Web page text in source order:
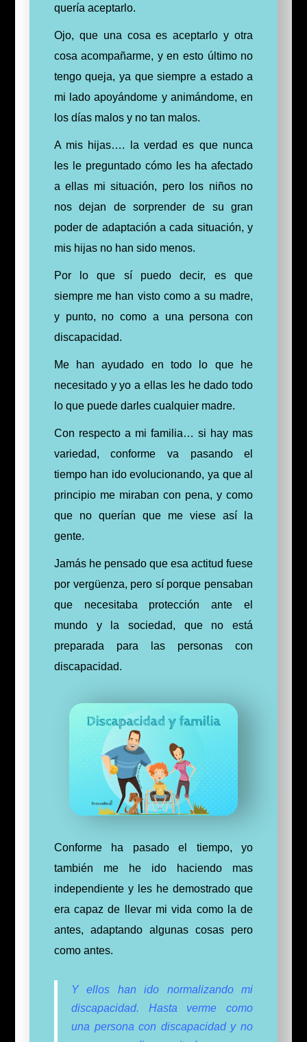
quería aceptarlo.
Ojo, que una cosa es aceptarlo y otra
cosa acompañarme, y en esto último no
tengo queja, ya que siempre a estado a
mi lado apoyándome y animándome, en
los días malos y no tan malos.
A mis hijas…. la verdad es que nunca
les le preguntado cómo les ha afectado
a ellas mi situación, pero los niños no
nos dejan de sorprender de su gran
poder de adaptación a cada situación, y
mis hijas no han sido menos.
Por lo que sí puedo decir, es que
siempre me han visto como a su madre,
y punto, no como a una persona con
discapacidad.
Me han ayudado en todo lo que he
necesitado y yo a ellas les he dado todo
lo que puede darles cualquier madre.
Con respecto a mi familia… si hay mas
variedad, conforme va pasando el
tiempo han ido evolucionando, ya que al
principio me miraban con pena, y como
que no querían que me viese así la
gente.
Jamás he pensado que esa actitud fuese
por vergüenza, pero sí porque pensaban
que necesitaba protección ante el
mundo y la sociedad, que no está
preparada para las personas con
discapacidad.
Conforme ha pasado el tiempo, yo
también me he ido haciendo mas
independiente y les he demostrado que
era capaz de llevar mi vida como la de
antes, adaptando algunas cosas pero
como antes.
Y ellos han ido normalizando mi
discapacidad. Hasta verme como
una persona con discapacidad y no